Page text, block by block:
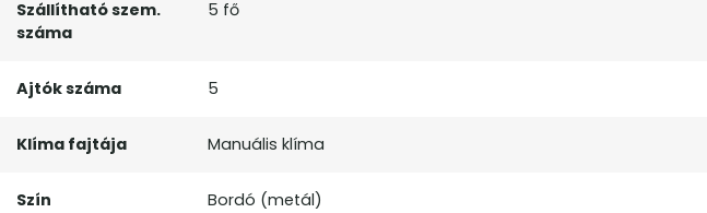
Szállítható szem.
száma
5 fő
Ajtók száma 5
Klíma fajtája Manuális klíma
Szín Bordó (metál)